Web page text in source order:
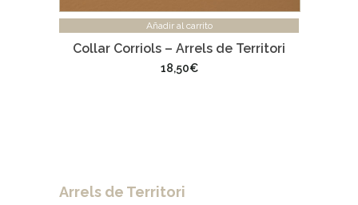
Añadir al carrito
Collar Corriols – Arrels de Territori
18,50€
Arrels de Territori